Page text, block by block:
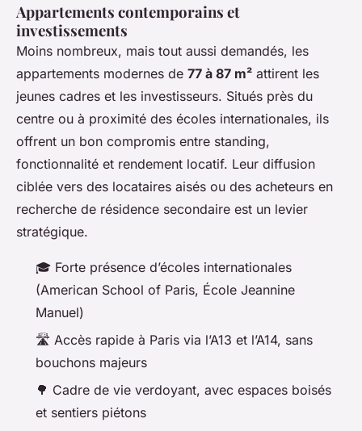
Appartements contemporains et
investissements
Moins nombreux, mais tout aussi demandés, les
appartements modernes de 77 à 87 m² attirent les
jeunes cadres et les investisseurs. Situés près du
centre ou à proximité des écoles internationales, ils
offrent un bon compromis entre standing,
fonctionnalité et rendement locatif. Leur diffusion
ciblée vers des locataires aisés ou des acheteurs en
recherche de résidence secondaire est un levier
stratégique.
🎓 Forte présence d’écoles internationales
(American School of Paris, École Jeannine
Manuel)
🛣️ Accès rapide à Paris via l’A13 et l’A14, sans
bouchons majeurs
🌳 Cadre de vie verdoyant, avec espaces boisés
et sentiers piétons